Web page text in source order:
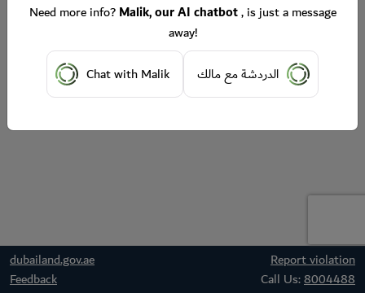
dubailand.gov.ae
Report violation
Feedback
Call Us:8004488
Need more info?Malik, our AI chatbot, is just a message
away!
Chat with Malik
الدردشة مع مالك